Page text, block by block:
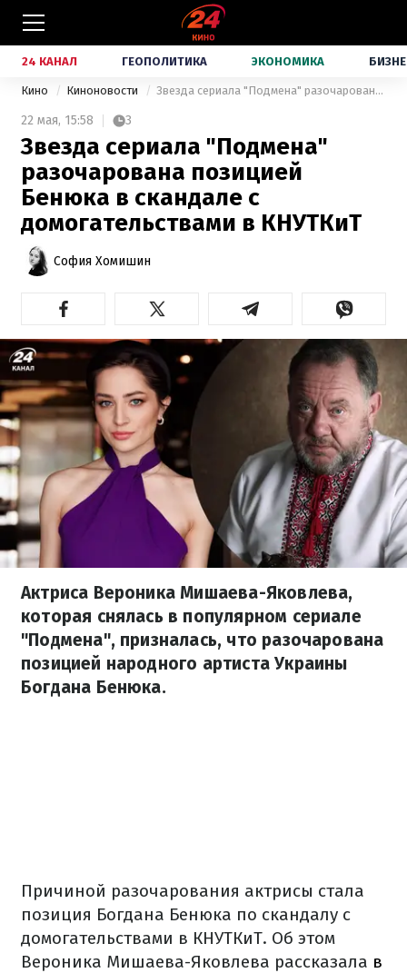
24 КАНАЛ ГЕОПОЛИТИКА ЭКОНОМИКА
Кино Киноновости Звезда сериала "Подмена" разочарована позицией Бенюка в скандале с домогательствами в КНУТКиТ
22 мая, 15:58 3
Звезда сериала "Подмена"
разочарована позицией
Бенюка в скандале с
домогательствами в КНУТКиТ
София Хомишин
Актриса Вероника Мишаева-Яковлева,
которая снялась в популярном сериале
"Подмена", призналась, что разочарована
позицией народного артиста Украины
Богдана Бенюка.
Причиной разочарования актрисы стала
позиция Богдана Бенюка по скандалу с
домогательствами в КНУТКиТ. Об этом
Вероника Мишаева-Яковлева рассказала в